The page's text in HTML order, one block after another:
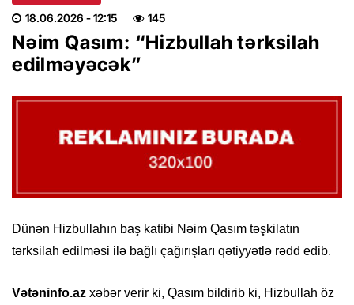
18.06.2026 - 12:15 145
Nəim Qasım: “Hizbullah tərksilah
edilməyəcək”
Dünən Hizbullahın baş katibi Nəim Qasım təşkilatın
tərksilah edilməsi ilə bağlı çağırışları qətiyyətlə rədd edib.
Vətəninfo.az xəbər verir ki, Qasım bildirib ki, Hizbullah öz